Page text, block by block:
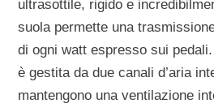
ultrasottile, rigido e
suola permette una
di ogni watt espresso sui
è gestita da due canali d’aria
mantengono una ventilazione